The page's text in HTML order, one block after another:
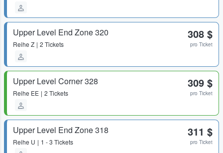
Upper Level End Zone 320
Reihe Z 2 Tickets
308 $
pro Ticket
Upper Level Corner 328
Reihe EE 2 Tickets
309 $
pro Ticket
Upper Level End Zone 318
Reihe U 1 - 3 Tickets
311 $
pro Ticket